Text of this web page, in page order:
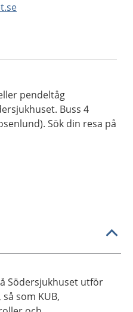
pendeltåg
Buss 4
Sök din resa på
Södersjukhuset utför
som KUB,